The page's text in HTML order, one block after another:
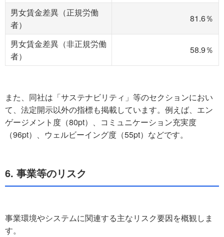
男女賃金差異（正規労働
者）
81.6％
男女賃金差異（非正規労働
者）
58.9％
また、同社は「サステナビリティ」等のセクションにおい
て、法定開示以外の指標も掲載しています。例えば、エン
ゲージメント度（80pt）、コミュニケーション充実度
（96pt）、ウェルビーイング度（55pt）などです。
6. 事業等のリスク
事業環境やシステムに関連する主なリスク要因を概観しま
す。